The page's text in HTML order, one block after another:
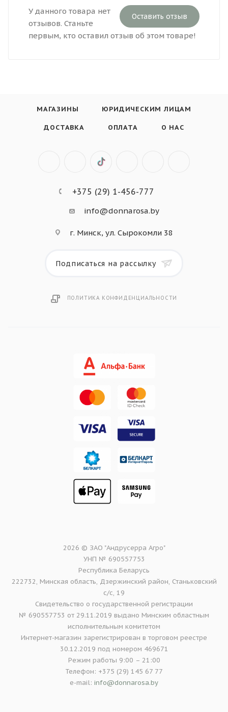
Оставить отзыв
У данного товара нет
отзывов. Станьте
первым, кто оставил отзыв об этом товаре!
МАГАЗИНЫ ЮРИДИЧЕСКИМ ЛИЦАМ
ДОСТАВКА ОПЛАТА О НАС
+375 (29) 1-456-777
info@donnarosa.by
г. Минск, ул. Сырокомли 38
Подписаться на рассылку
ПОЛИТИКА КОНФИДЕНЦИАЛЬНОСТИ
2026 © ЗАО "Андрусерра Агро"
УНП № 690557753
Республика Беларусь
222732, Минская область, Дзержинский район, Станьковский
с/с, 19
Свидетельство о государственной регистрации
№ 690557753 от 29.11.2019 выдано Минским областным
исполнительным комитетом
Интернет-магазин зарегистрирован в торговом реестре
30.12.2019 под номером 469671
Режим работы 9:00 – 21:00
Телефон: +375 (29) 145 67 77
e-mail: info@donnarosa.by